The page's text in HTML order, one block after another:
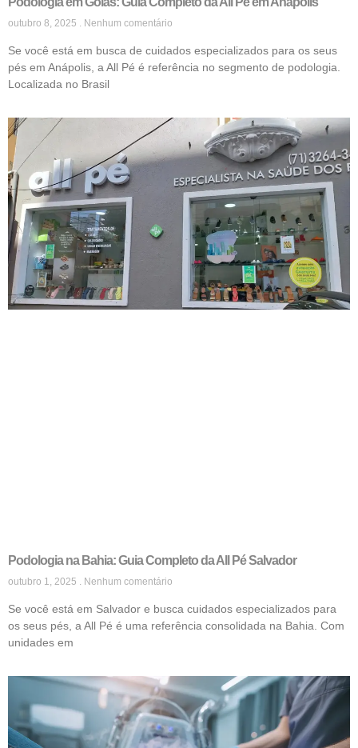
outubro 8, 2025 Nenhum comentário
Se você está em busca de cuidados especializados para os seus
pés em Anápolis, a All Pé é referência no segmento de podologia.
Localizada no Brasil
Podologia na Bahia: Guia Completo da All Pé Salvador
outubro 1, 2025 Nenhum comentário
Se você está em Salvador e busca cuidados especializados para
os seus pés, a All Pé é uma referência consolidada na Bahia. Com
unidades em